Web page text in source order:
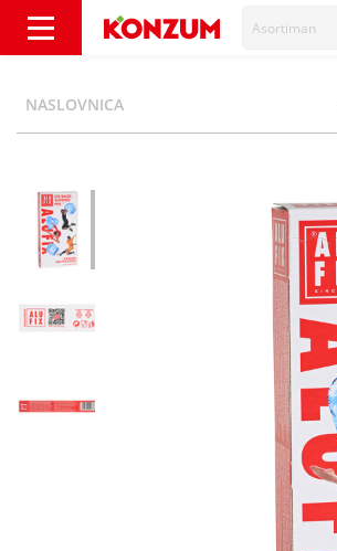
Asortiman
NASLOVNICA